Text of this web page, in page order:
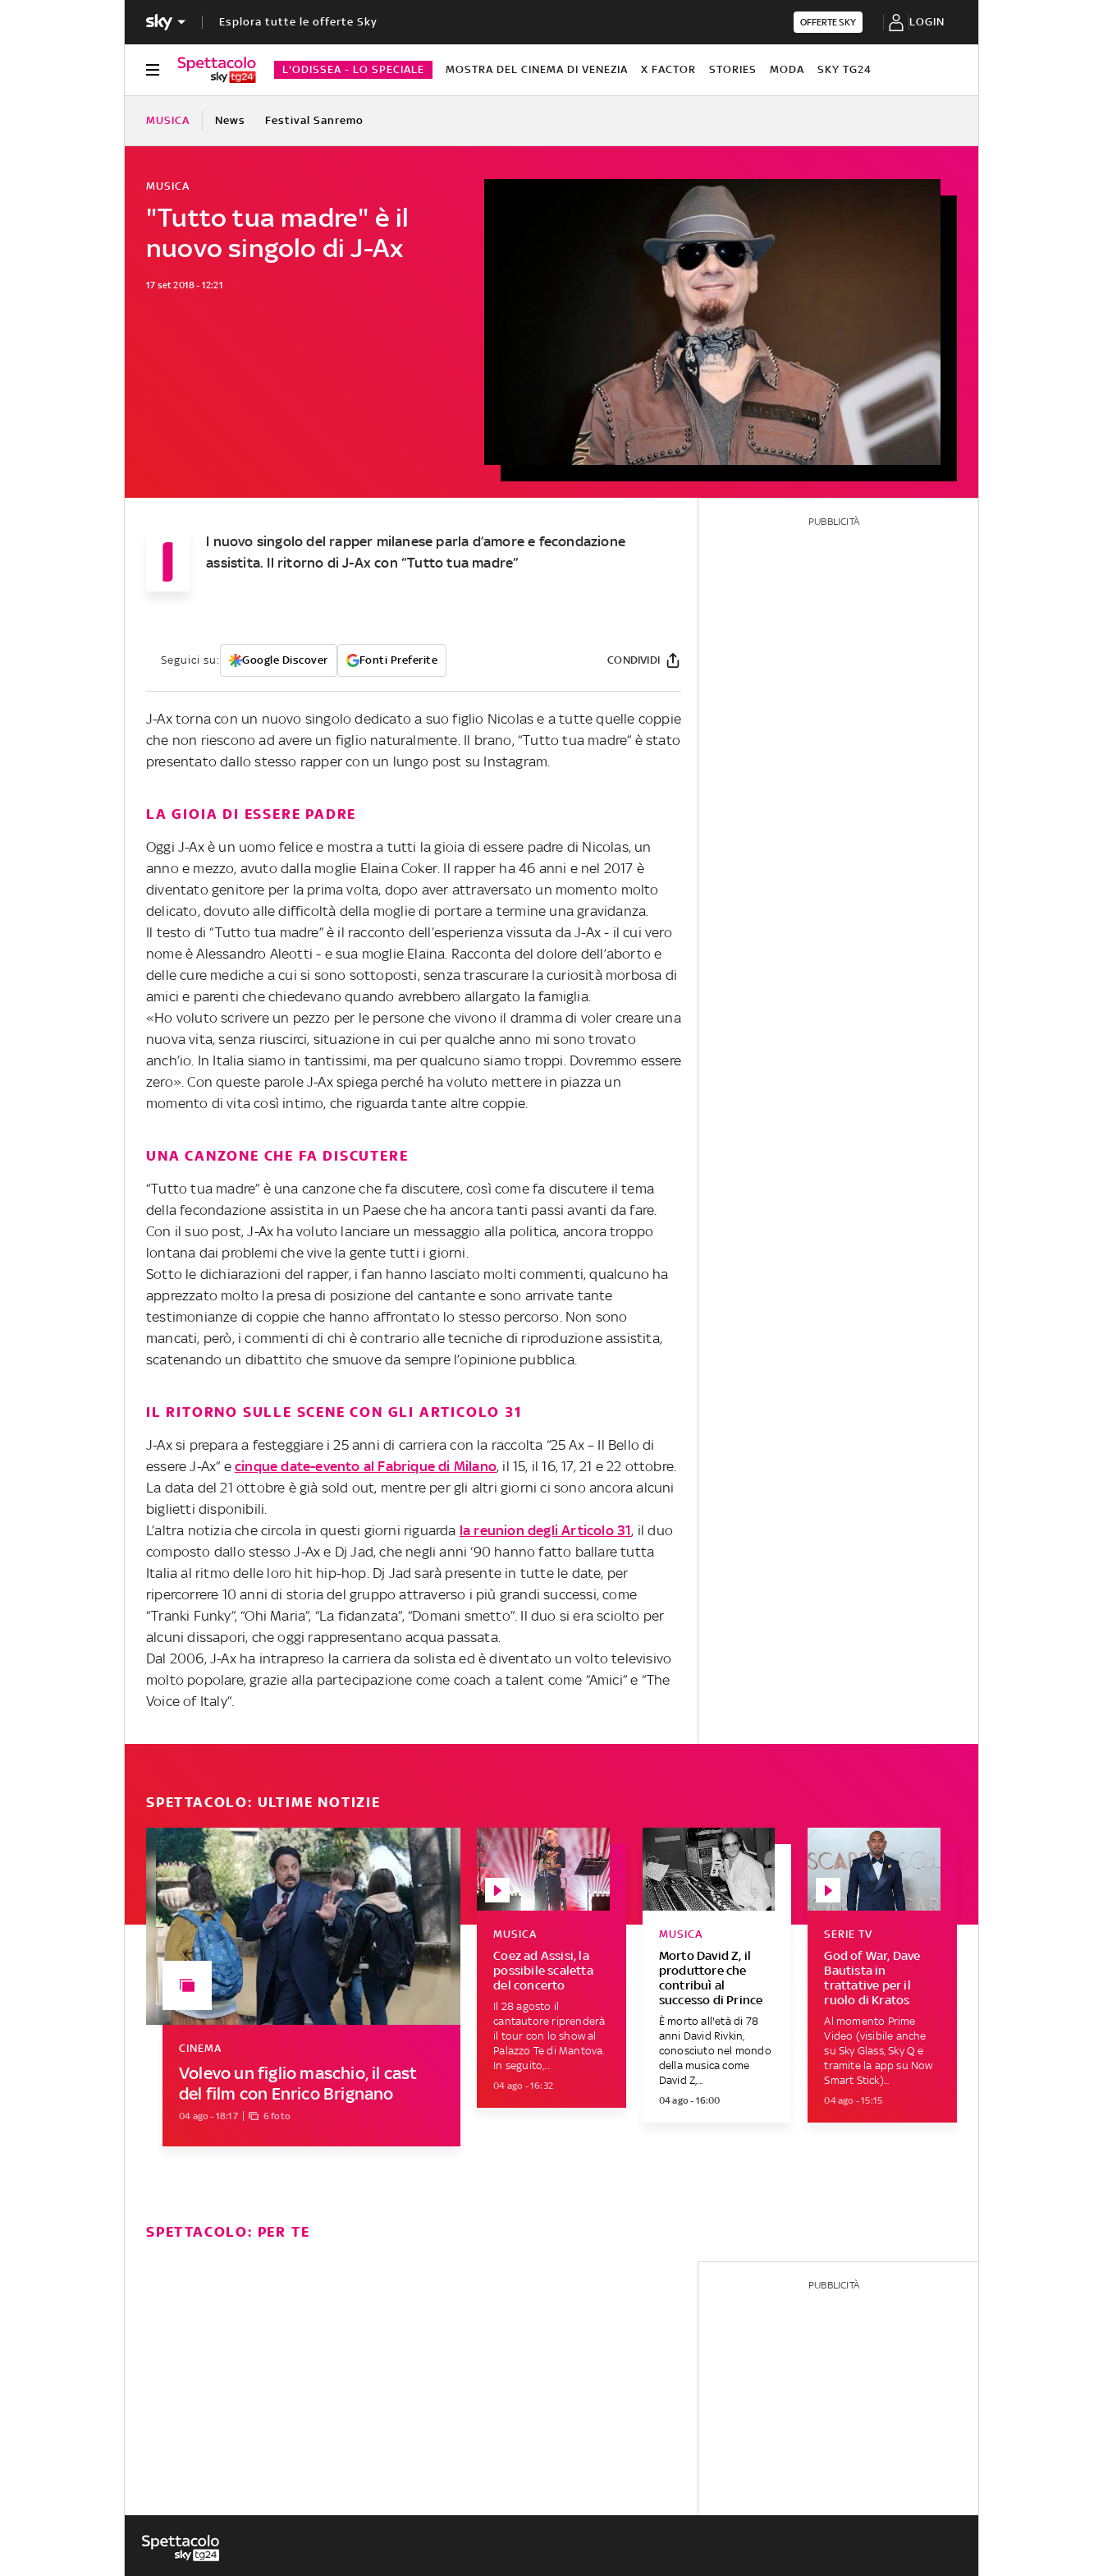
Esplora tutte le offerte Sky OFFERTE SKY LOGIN
L'ODISSEA - LO SPECIALE MOSTRA DEL CINEMA DI VENEZIA X FACTOR STORIES MODA SKY TG24
MUSICA News Festival Sanremo
"Tutto tua madre" è il
nuovo singolo di J-Ax
MUSICA
17 set 2018 - 12:21
I
l nuovo singolo del rapper milanese parla d’amore e fecondazione
assistita. Il ritorno di J-Ax con “Tutto tua madre”
Seguici su: Google Discover Fonti Preferite CONDIVIDI
J-Ax torna con un nuovo singolo dedicato a suo figlio Nicolas e a tutte quelle coppie
che non riescono ad avere un figlio naturalmente. Il brano, “Tutto tua madre” è stato
presentato dallo stesso rapper con un lungo post su Instagram.
LA GIOIA DI ESSERE PADRE
Oggi J-Ax è un uomo felice e mostra a tutti la gioia di essere padre di Nicolas, un
anno e mezzo, avuto dalla moglie Elaina Coker. Il rapper ha 46 anni e nel 2017 è
diventato genitore per la prima volta, dopo aver attraversato un momento molto
delicato, dovuto alle difficoltà della moglie di portare a termine una gravidanza.
Il testo di “Tutto tua madre” è il racconto dell’esperienza vissuta da J-Ax - il cui vero
nome è Alessandro Aleotti - e sua moglie Elaina. Racconta del dolore dell’aborto e
delle cure mediche a cui si sono sottoposti, senza trascurare la curiosità morbosa di
amici e parenti che chiedevano quando avrebbero allargato la famiglia.
«Ho voluto scrivere un pezzo per le persone che vivono il dramma di voler creare una
nuova vita, senza riuscirci, situazione in cui per qualche anno mi sono trovato
anch’io. In Italia siamo in tantissimi, ma per qualcuno siamo troppi. Dovremmo essere
zero». Con queste parole J-Ax spiega perché ha voluto mettere in piazza un
momento di vita così intimo, che riguarda tante altre coppie.
UNA CANZONE CHE FA DISCUTERE
“Tutto tua madre” è una canzone che fa discutere, così come fa discutere il tema
della fecondazione assistita in un Paese che ha ancora tanti passi avanti da fare.
Con il suo post, J-Ax ha voluto lanciare un messaggio alla politica, ancora troppo
lontana dai problemi che vive la gente tutti i giorni.
Sotto le dichiarazioni del rapper, i fan hanno lasciato molti commenti, qualcuno ha
apprezzato molto la presa di posizione del cantante e sono arrivate tante
testimonianze di coppie che hanno affrontato lo stesso percorso. Non sono
mancati, però, i commenti di chi è contrario alle tecniche di riproduzione assistita,
scatenando un dibattito che smuove da sempre l’opinione pubblica.
IL RITORNO SULLE SCENE CON GLI ARTICOLO 31
J-Ax si prepara a festeggiare i 25 anni di carriera con la raccolta “25 Ax – Il Bello di
essere J-Ax” e cinque date-evento al Fabrique di Milano, il 15, il 16, 17, 21 e 22 ottobre.
La data del 21 ottobre è già sold out, mentre per gli altri giorni ci sono ancora alcuni
biglietti disponibili.
L’altra notizia che circola in questi giorni riguarda la reunion degli Articolo 31, il duo
composto dallo stesso J-Ax e Dj Jad, che negli anni ‘90 hanno fatto ballare tutta
Italia al ritmo delle loro hit hip-hop. Dj Jad sarà presente in tutte le date, per
ripercorrere 10 anni di storia del gruppo attraverso i più grandi successi, come
“Tranki Funky”, “Ohi Maria”, “La fidanzata”, “Domani smetto”. Il duo si era sciolto per
alcuni dissapori, che oggi rappresentano acqua passata.
Dal 2006, J-Ax ha intrapreso la carriera da solista ed è diventato un volto televisivo
molto popolare, grazie alla partecipazione come coach a talent come “Amici” e “The
Voice of Italy”.
PUBBLICITÀ
SPETTACOLO: ULTIME NOTIZIE
Volevo un figlio maschio, il cast
del film con Enrico Brignano
CINEMA
04 ago - 18:17 6 foto
Coez ad Assisi, la
possibile scaletta
del concerto
MUSICA
Il 28 agosto il
cantautore riprenderà
il tour con lo show al
Palazzo Te di Mantova.
In seguito,...
04 ago - 16:32
Morto David Z, il
produttore che
contribuì al
successo di Prince
MUSICA
È morto all'età di 78
anni David Rivkin,
conosciuto nel mondo
della musica come
David Z,...
04 ago - 16:00
God of War, Dave
Bautista in
trattative per il
ruolo di Kratos
SERIE TV
Al momento Prime
Video (visibile anche
su Sky Glass, Sky Q e
tramite la app su Now
Smart Stick)...
04 ago - 15:15
SPETTACOLO: PER TE
PUBBLICITÀ